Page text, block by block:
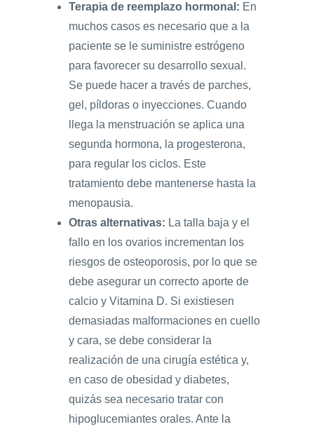
Terapia de reemplazo hormonal: En
muchos casos es necesario que a la
paciente se le suministre estrógeno
para favorecer su desarrollo sexual.
Se puede hacer a través de parches,
gel, píldoras o inyecciones. Cuando
llega la menstruación se aplica una
segunda hormona, la progesterona,
para regular los ciclos. Este
tratamiento debe mantenerse hasta la
menopausia.
Otras alternativas: La talla baja y el
fallo en los ovarios incrementan los
riesgos de osteoporosis, por lo que se
debe asegurar un correcto aporte de
calcio y Vitamina D. Si existiesen
demasiadas malformaciones en cuello
y cara, se debe considerar la
realización de una cirugía estética y,
en caso de obesidad y diabetes,
quizás sea necesario tratar con
hipoglucemiantes orales. Ante la